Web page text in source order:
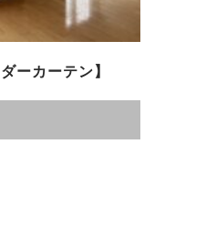
ーカーテン】